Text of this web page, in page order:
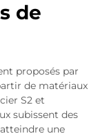
de
proposés par
de matériaux
S2 et
subissent des
une